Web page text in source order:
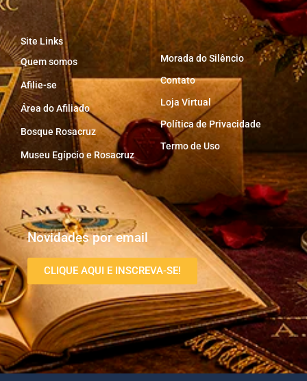
Site Links
Quem somos
Afilie-se
Área do Afiliado
Bosque Rosacruz
Museu Egípcio e Rosacruz
Morada do Silêncio
Contato
Loja Virtual
Política de Privacidade
Termo de Uso
Novidades por email
CLIQUE AQUI E INSCREVA-SE!